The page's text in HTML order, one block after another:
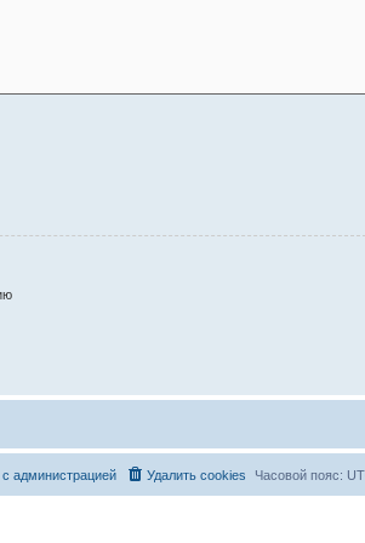
Часовой пояс:
Удалить cookies
администрацией